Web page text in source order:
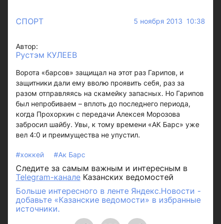
СПОРТ 5 ноября 2013 10:38
Автор:
Рустэм КУЛЕЕВ
Ворота «барсов» защищал на этот раз Гарипов, и
защитники дали ему вволю проявить себя, раз за
разом отправляясь на скамейку запасных. Но Гарипов
был непробиваем – вплоть до последнего периода,
когда Прохоркин с передачи Алексея Морозова
забросил шайбу. Увы, к тому времени «АК Барс» уже
вел 4:0 и преимущества не упустил.
#хоккей #Ак Барс
Следите за самым важным и интересным в
Telegram-канале Казанских ведомостей
Больше интересного в ленте Яндекс.Новости -
добавьте «Казанские ведомости» в избранные
источники.